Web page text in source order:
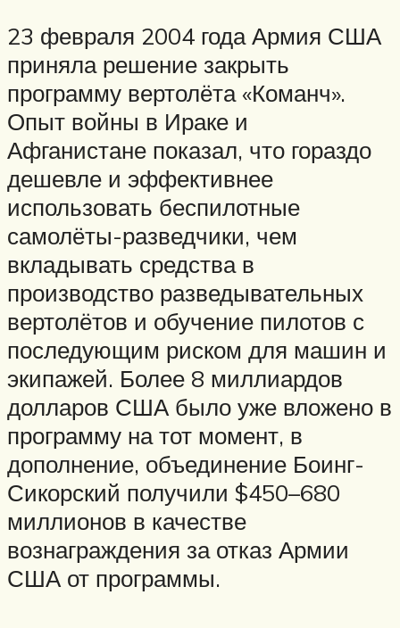
23 февраля 2004 года Армия США
приняла решение закрыть
программу вертолёта «Команч».
Опыт войны в Ираке и
Афганистане показал, что гораздо
дешевле и эффективнее
использовать беспилотные
самолёты-разведчики, чем
вкладывать средства в
производство разведывательных
вертолётов и обучение пилотов с
последующим риском для машин и
экипажей. Более 8 миллиардов
долларов США было уже вложено в
программу на тот момент, в
дополнение, объединение Боинг-
Сикорский получили $450–680
миллионов в качестве
вознаграждения за отказ Армии
США от программы.